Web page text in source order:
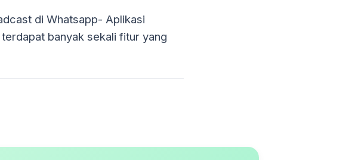
di Whatsapp- Aplikasi
banyak sekali fitur yang